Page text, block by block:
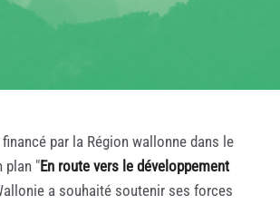
par la Région wallonne dans le
plan "En route vers le développement
a souhaité soutenir ses forces